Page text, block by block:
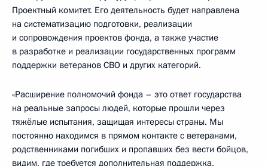
Проектный комитет. Его деятельность будет направлена
на систематизацию подготовки, реализации
и сопровождения проектов фонда, а также участие
в разработке и реализации государственных программ
поддержки ветеранов СВО и других категорий.
«Расширение полномочий фонда – это ответ государства
на реальные запросы людей, которые прошли через
тяжёлые испытания, защищая интересы страны. Мы
постоянно находимся в прямом контакте с ветеранами,
родственниками погибших и пропавших без вести бойцов,
видим, где требуется дополнительная поддержка,